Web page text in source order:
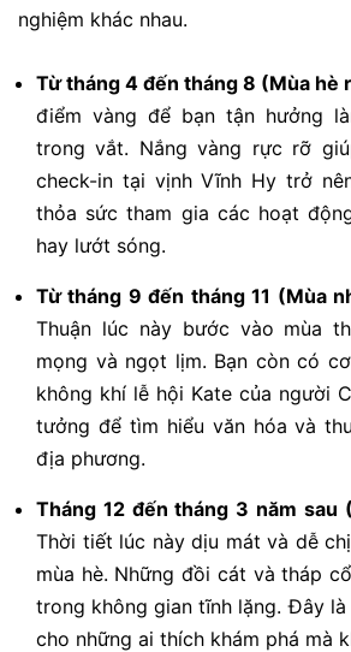
nghiệm khác nhau.
Từ tháng 4 đến tháng 8 (Mùa hè
điểm vàng để bạn tận hưởng
trong vắt. Nắng vàng rực rỡ
check-in tại vịnh Vĩnh Hy trở
thỏa sức tham gia các hoạt
hay lướt sóng.
Từ tháng 9 đến tháng 11 (Mùa
Thuận lúc này bước vào mùa
mọng và ngọt lịm. Bạn còn có
không khí lễ hội Kate của người
tưởng để tìm hiểu văn hóa và
địa phương.
Tháng 12 đến tháng 3 năm sau
Thời tiết lúc này dịu mát và dễ
mùa hè. Những đồi cát và tháp
trong không gian tĩnh lặng. Đây là
cho những ai thích khám phá mà